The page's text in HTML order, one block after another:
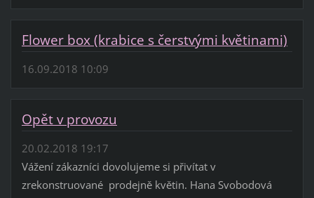
Flower box (krabice s čerstvými květinami)
16.09.2018 10:09
Opět v provozu
20.02.2018 19:17
Vážení zákazníci dovolujeme si přivítat v
zrekonstruované prodejně květin. Hana Svobodová